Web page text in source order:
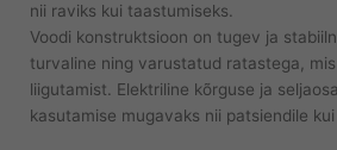
nii raviks kui taastumiseks.
Voodi konstruktsioon on tugev ja
turvaline ning varustatud ratastega,
liigutamist. Elektriline kõrguse ja
kasutamise mugavaks nii patsiendile